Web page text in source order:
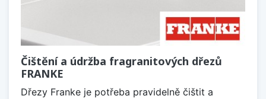
Čištění a údržba fragranitových dřezů
FRANKE
Dřezy Franke je potřeba pravidelně čištit a